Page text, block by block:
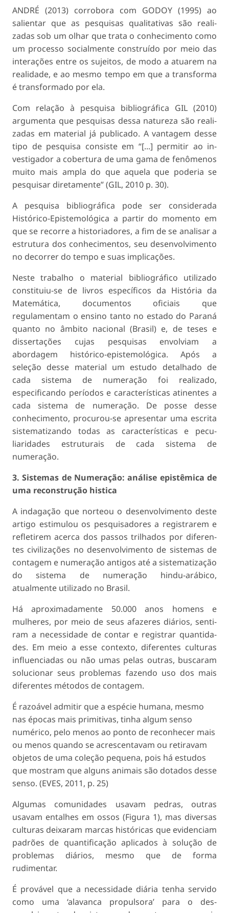
ANDRÉ (2013) corrobora com GODOY (1995) ao
salientar que as pesquisas qualitativas são reali­
zadas sob um olhar que trata o conhecimento como
um processo socialmente construído por meio das
interações entre os sujeitos, de modo a atuarem na
realidade, e ao mesmo tempo em que a transforma
é transformado por ela.
Com relação à pesquisa bibliográfica GIL (2010)
argumenta que pesquisas dessa natureza são reali­
zadas em material já publicado. A vantagem desse
tipo de pesquisa consiste em “[...] permitir ao in­
vestigador a cobertura de uma gama de fenômenos
muito mais ampla do que aquela que poderia se
pesquisar diretamente” (GIL, 2010 p. 30).
A pesquisa bibliográfica pode ser considerada
Histórico-Epistemológica a partir do momento em
que se recorre a historiadores, a fim de se analisar a
estrutura dos conhecimentos, seu desenvolvimento
no decorrer do tempo e suas implicações.
Neste trabalho o material bibliográfico utilizado
constituiu-se de livros específicos da História da
Matemática, documentos oficiais que
regulamentam o ensino tanto no estado do Paraná
quanto no âm­bito nacional (Brasil) e, de teses e
dissertações cujas pesquisas envolviam a
abordagem histórico-epis­temológica. Após a
seleção desse material um es­tudo detalhado de
cada sistema de numeração foi realizado,
especificando períodos e características atinentes a
cada sistema de numeração. De posse desse
conhecimento, procurou-se apresentar uma escrita
sistematizando todas as características e pecu­
liaridades estruturais de cada sistema de
numeração.
3. Sistemas de Numeração: análise epistêmica de
uma reconstrução histica
A indagação que norteou o desenvolvimento deste
artigo estimulou os pesquisadores a registrarem e
refletirem acerca dos passos trilhados por diferen­
tes civilizações no desenvolvimento de sistemas de
contagem e numeração antigos até a sistematização
do sistema de numeração hindu-arábico,
atualmente utilizado no Brasil.
Há aproximadamente 50.000 anos homens e
mulheres, por meio de seus afazeres diários, senti­
ram a necessidade de contar e registrar quantida­
des. Em meio a esse contexto, diferentes culturas
influenciadas ou não umas pelas outras, buscaram
solucionar seus problemas fazendo uso dos mais
diferentes métodos de contagem.
É razoável admitir que a espécie humana, mes­mo
nas épocas mais primitivas, tinha algum senso
numérico, pelo menos ao ponto de reconhecer mais
ou menos quando se acrescentavam ou retiravam
objetos de uma coleção pequena, pois há estudos
que mostram que alguns animais são dotados desse
senso. (EVES, 2011, p. 25)
Algumas comunidades usavam pedras, outras
usavam entalhes em ossos (Figura 1), mas diversas
culturas deixaram marcas históricas que evidenciam
padrões de quantificação aplicados à solução de
problemas diários, mesmo que de forma
rudimentar.
É provável que a necessidade diária tenha ser­vido
como uma ‘alavanca propulsora’ para o des­